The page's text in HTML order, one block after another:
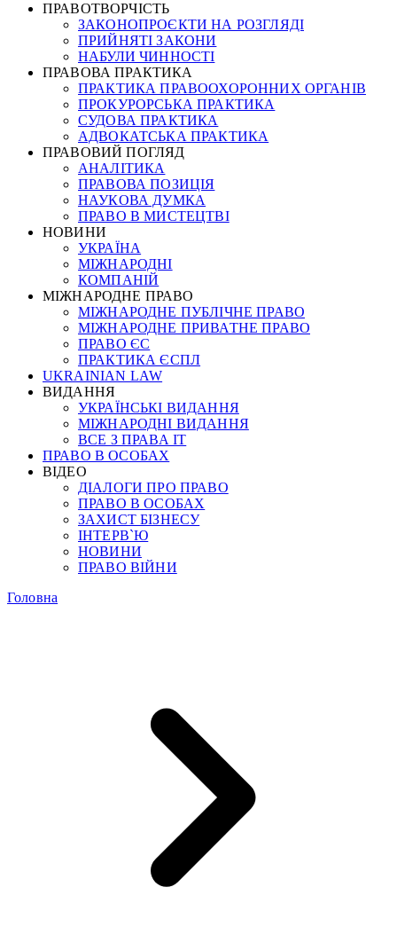
ПРАВОТВОРЧІСТЬ
ЗАКОНОПРОЄКТИ НА РОЗГЛЯДІ
ПРИЙНЯТІ ЗАКОНИ
НАБУЛИ ЧИННОСТІ
ПРАВОВА ПРАКТИКА
ПРАКТИКА ПРАВООХОРОННИХ ОРГАНІВ
ПРОКУРОРСЬКА ПРАКТИКА
СУДОВА ПРАКТИКА
АДВОКАТСЬКА ПРАКТИКА
ПРАВОВИЙ ПОГЛЯД
АНАЛІТИКА
ПРАВОВА ПОЗИЦІЯ
НАУКОВА ДУМКА
ПРАВО В МИСТЕЦТВІ
НОВИНИ
УКРАЇНА
МІЖНАРОДНІ
КОМПАНІЙ
МІЖНАРОДНЕ ПРАВО
МІЖНАРОДНЕ ПУБЛІЧНЕ ПРАВО
МІЖНАРОДНЕ ПРИВАТНЕ ПРАВО
ПРАВО ЄС
ПРАКТИКА ЄСПЛ
UKRAINIAN LAW
ВИДАННЯ
УКРАЇНСЬКІ ВИДАННЯ
МІЖНАРОДНІ ВИДАННЯ
ВСЕ З ПРАВА ІТ
ПРАВО В ОСОБАХ
ВІДЕО
ДІАЛОГИ ПРО ПРАВО
ПРАВО В ОСОБАХ
ЗАХИСТ БІЗНЕСУ
ІНТЕРВ`Ю
НОВИНИ
ПРАВО ВІЙНИ
Головна